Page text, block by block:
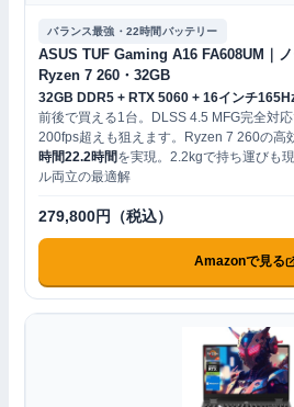
バランス最強・22時間バッテリー
ASUS TUF Gaming A16 FA608UM｜ノ
Ryzen 7 260・32GB
32GB DDR5 + RTX 5060 + 16インチ
前後で買える1台。DLSS 4.5 MFG完全対
200fps超えも狙えます。Ryzen 7 260の高
時間22.2時間を実現。2.2kgで持ち運びも
ル両立の最適解
279,800円（税込）
Amazonで見る